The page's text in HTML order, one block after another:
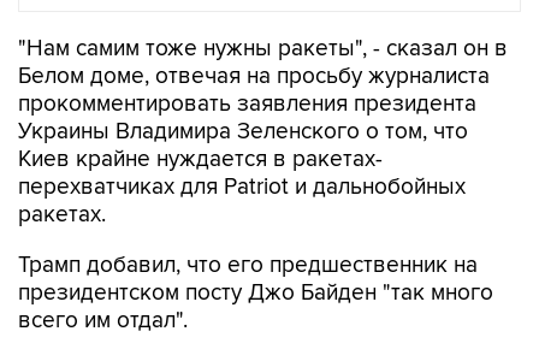
"Нам самим тоже нужны ракеты", - сказал он в
Белом доме, отвечая на просьбу журналиста
прокомментировать заявления президента
Украины Владимира Зеленского о том, что
Киев крайне нуждается в ракетах-
перехватчиках для Patriot и дальнобойных
ракетах.
Трамп добавил, что его предшественник на
президентском посту Джо Байден "так много
всего им отдал".